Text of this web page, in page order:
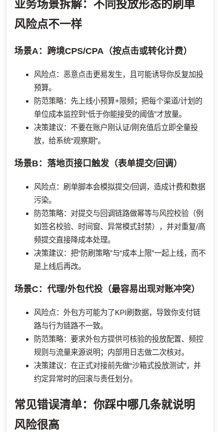
业务场景拆解：不同投放形态的刷单
风险点不一样
场景A：跨境CPS/CPA（按点击或转化计费）
风险点：恶意点击更易发生，且可能诱导你反复加投
预算。
防范策略：先上线小预算+限频；把每个渠道/计划的
单位成本监控到“低于你能接受的阈值”才放量。
决策建议：不要在账户刚认证/刚充值后立即全量投
放，给系统“观察期”。
场景B：落地页接口触发（表单提交/回调）
风险点：刷单脚本会模拟提交/回调，造成计费和数据
污染。
防范策略：对提交与回调链路做幂等与风控校验（例
如签名校验、时间窗、异常模式封禁），并对重复/高
频提交直接降成本处理。
决策建议：把“防刷策略”与“成本上限”一起上线，而不
是上线后再改。
场景C：代理/外包代投（最容易出现对账冲突）
风险点：外包方可能为了KPI刷数据，导致你支付链
路与行为链路不一致。
防范策略：要求外包方提供可核验的投放配置、频控
规则与流量来源说明；内部用日志做二次核对。
决策建议：在正式对接前先做“沙箱式投放测试”，并
约定异常时的回滚与责任划分。
常见错误清单：你踩中哪几条就说明
风险很高